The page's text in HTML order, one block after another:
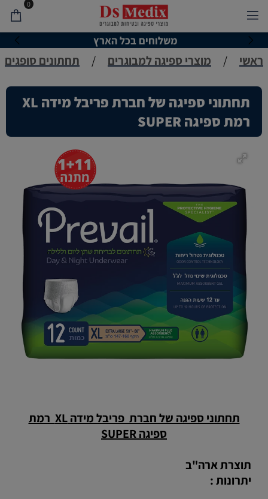
משלוחים בכל הארץ
0
ראשי / מוצרי ספיגה למבוגרים / תחתונים סופגים
תחתוני ספיגה של חברת פריבל מידה XL
רמת ספיגה SUPER
תחתוני ספיגה של חברת פריבל מידה XL רמת
ספיגה SUPER
תוצרת ארה"ב
יתרונות :